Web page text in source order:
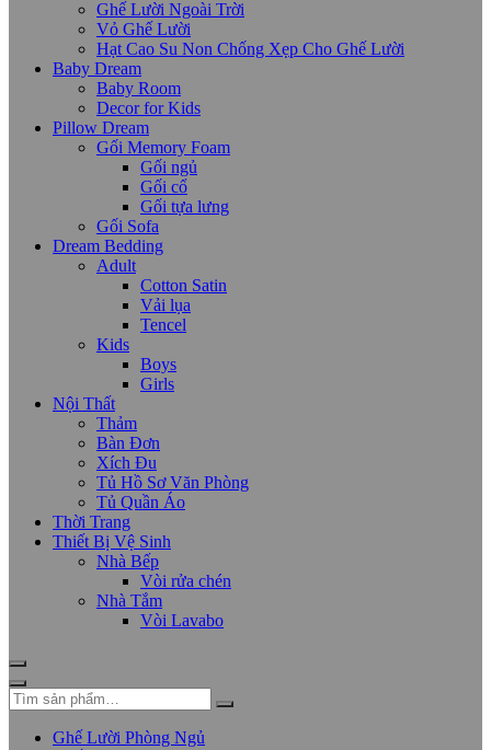
Ghế Lười Ngoài Trời
Vỏ Ghế Lười
Hạt Cao Su Non Chống Xẹp Cho Ghế Lười
Baby Dream
Baby Room
Decor for Kids
Pillow Dream
Gối Memory Foam
Gối ngủ
Gối cổ
Gối tựa lưng
Gối Sofa
Dream Bedding
Adult
Cotton Satin
Vải lụa
Tencel
Kids
Boys
Girls
Nội Thất
Thảm
Bàn Đơn
Xích Đu
Tủ Hồ Sơ Văn Phòng
Tủ Quần Áo
Thời Trang
Thiết Bị Vệ Sinh
Nhà Bếp
Vòi rửa chén
Nhà Tắm
Vòi Lavabo
Ghế Lười Phòng Ngủ